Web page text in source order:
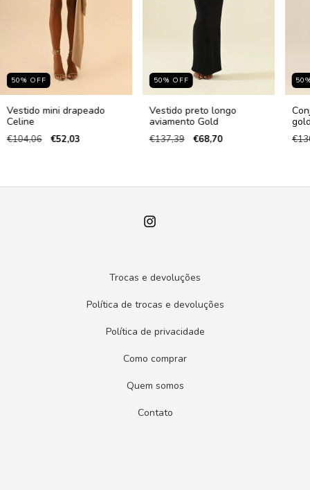
50% OFF
Vestido mini drapeado
Celine
€104,06 €52,03
50% OFF
Vestido preto longo
aviamento Gold
€137,39 €68,70
50
Trocas e devoluções
Política de trocas e devoluções
Política de privacidade
Como comprar
Quem somos
Contato